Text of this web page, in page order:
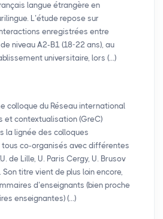
langue étrangère en
L’étude repose sur
enregistrées entre
niveau A2-B1 (18-22 ans), au
universitaire, lors (…)
colloque du Réseau international
et contextualisation (GreC)
la lignée des colloques
tous co-organisés avec différentes
de Lille, U. Paris Cergy, U. Brusov
Son titre vient de plus loin encore,
d’enseignants (bien proche
enseignantes) (…)